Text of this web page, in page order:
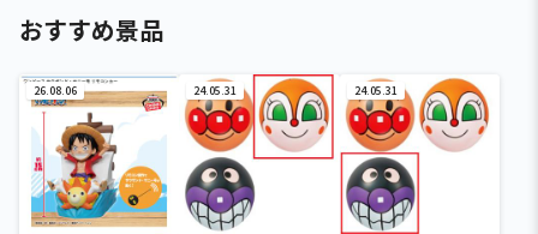
おすすめ景品
26.08.06 24.05.31 24.05.31